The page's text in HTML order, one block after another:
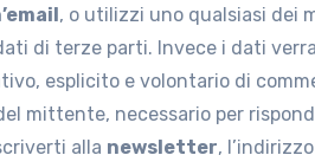
, o utilizzi uno qualsiasi dei
di terze parti. Invece i dati
esplicito e volontario di
mittente, necessario per
alla newsletter,